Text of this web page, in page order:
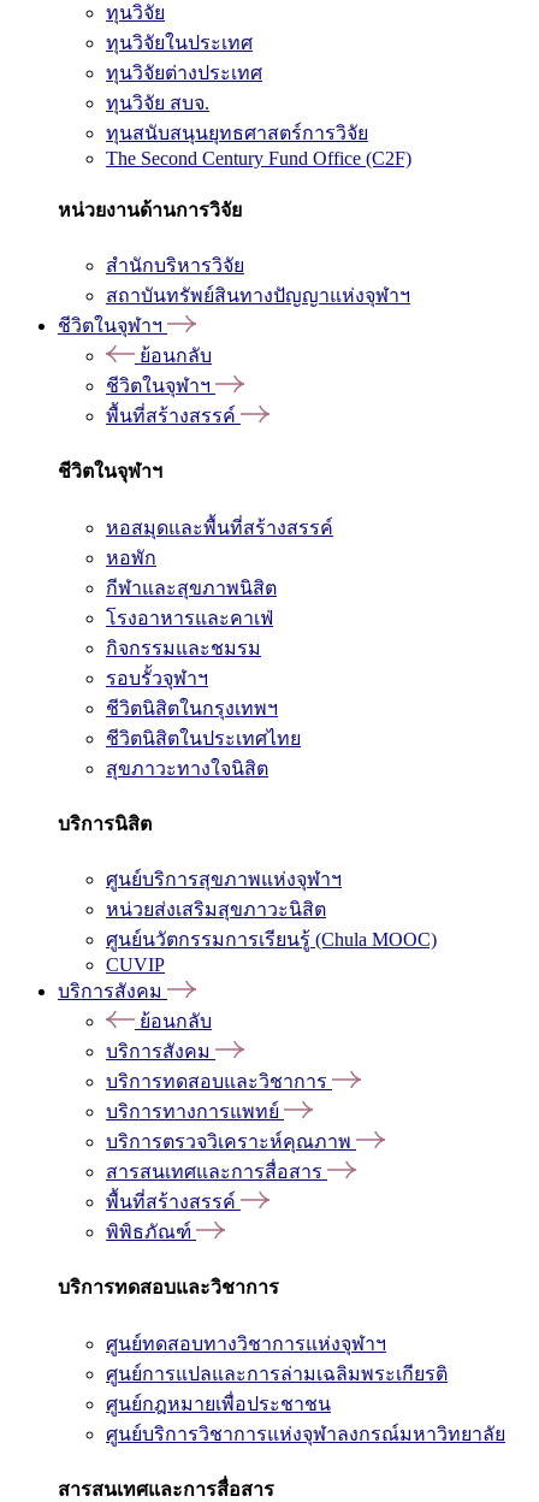
ทุนวิจัย
ทุนวิจัยในประเทศ
ทุนวิจัยต่างประเทศ
ทุนวิจัย สบจ.
ทุนสนับสนุนยุทธศาสตร์การวิจัย
The Second Century Fund Office (C2F)
หน่วยงานด้านการวิจัย
สำนักบริหารวิจัย
สถาบันทรัพย์สินทางปัญญาแห่งจุฬาฯ
ชีวิตในจุฬาฯ
ย้อนกลับ
ชีวิตในจุฬาฯ
พื้นที่สร้างสรรค์
ชีวิตในจุฬาฯ
หอสมุดและพื้นที่สร้างสรรค์
หอพัก
กีฬาและสุขภาพนิสิต
โรงอาหารและคาเฟ่
กิจกรรมและชมรม
รอบรั้วจุฬาฯ
ชีวิตนิสิตในกรุงเทพฯ
ชีวิตนิสิตในประเทศไทย
สุขภาวะทางใจนิสิต
บริการนิสิต
ศูนย์บริการสุขภาพแห่งจุฬาฯ
หน่วยส่งเสริมสุขภาวะนิสิต
ศูนย์นวัตกรรมการเรียนรู้ (Chula MOOC)
CUVIP
บริการสังคม
ย้อนกลับ
บริการสังคม
บริการทดสอบและวิชาการ
บริการทางการแพทย์
บริการตรวจวิเคราะห์คุณภาพ
สารสนเทศและการสื่อสาร
พื้นที่สร้างสรรค์
พิพิธภัณฑ์
บริการทดสอบและวิชาการ
ศูนย์ทดสอบทางวิชาการแห่งจุฬาฯ
ศูนย์การแปลและการล่ามเฉลิมพระเกียรติ
ศูนย์กฎหมายเพื่อประชาชน
ศูนย์บริการวิชาการแห่งจุฬาลงกรณ์มหาวิทยาลัย
สารสนเทศและการสื่อสาร